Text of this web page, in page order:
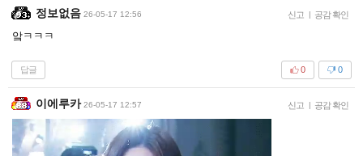
정보없음 26-05-17 12:56 신고 | 공감 확인
앜ㅋㅋㅋ
답글 0
0
이에루카 26-05-17 12:57 신고 | 공감 확인